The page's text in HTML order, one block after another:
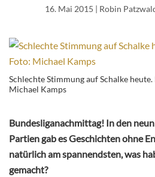
16. Mai 2015 | Robin
Schlechte Stimmung auf Schalke heute.
Michael Kamps
Bundesliganachmittag! In den
Partien gab es Geschichten ohne
natürlich am spannendsten, was
gemacht?